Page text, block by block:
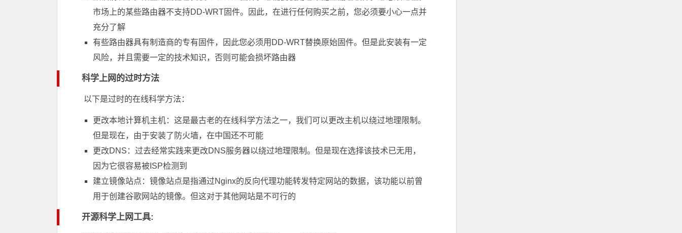
市场上的某些路由器不支持DD-WRT固件。因此，在进行任何购买之前，您必须要小心一点并
充分了解
有些路由器具有制造商的专有固件，因此您必须用DD-WRT替换原始固件。但是此安装有一定
风险，并且需要一定的技术知识，否则可能会损坏路由器
科学上网的过时方法
以下是过时的在线科学方法：
更改本地计算机主机：这是最古老的在线科学方法之一，我们可以更改主机以绕过地理限制。
但是现在，由于安装了防火墙，在中国还不可能
更改DNS：过去经常实践来更改DNS服务器以绕过地理限制。但是现在选择该技术已无用，
因为它很容易被ISP检测到
建立镜像站点：镜像站点是指通过Nginx的反向代理功能转发特定网站的数据，该功能以前曾
用于创建谷歌网站的镜像。但这对于其他网站是不可行的
开源科学上网工具: